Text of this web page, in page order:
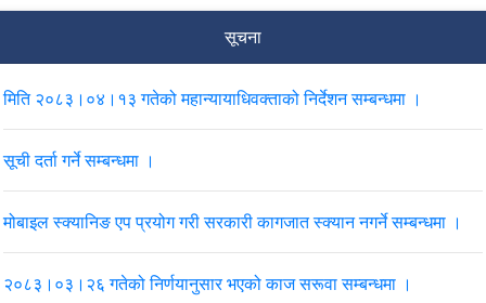
सूचना
मिति २०८३।०४।१३ गतेको महान्यायाधिवक्ताको निर्देशन सम्बन्धमा ।
सूची दर्ता गर्ने सम्बन्धमा ।
मोबाइल स्क्यानिङ एप प्रयोग गरी सरकारी कागजात स्क्यान नगर्ने सम्बन्धमा ।
२०८३।०३।२६ गतेको निर्णयानुसार भएको काज सरूवा सम्बन्धमा ।